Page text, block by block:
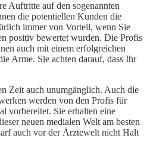
Auftritte auf den sogenannten
die potentiellen Kunden die
immer von Vorteil, wenn Sie
positiv bewertet wurden. Die Profis
auch mit einem erfolgreichen
Arme. Sie achten darauf, dass Ihr
Zeit auch unumgänglich. Auch die
werden von den Profis für
vorbereitet. Sie erhalten eine
neuen medialen Welt am besten
auch vor der Ärztewelt nicht Halt